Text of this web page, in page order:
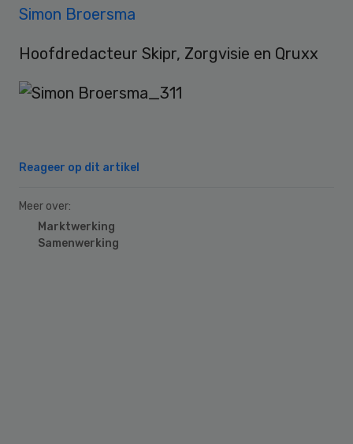
Simon Broersma
Hoofdredacteur Skipr, Zorgvisie en Qruxx
Reageer op dit artikel
Meer over:
Marktwerking
Samenwerking